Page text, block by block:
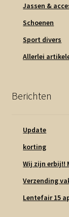
Jassen &
Schoenen
Sport divers
Allerlei
Berichten
Update
korting
Wij zijn erbij!!
Verzending
Lentefair 15